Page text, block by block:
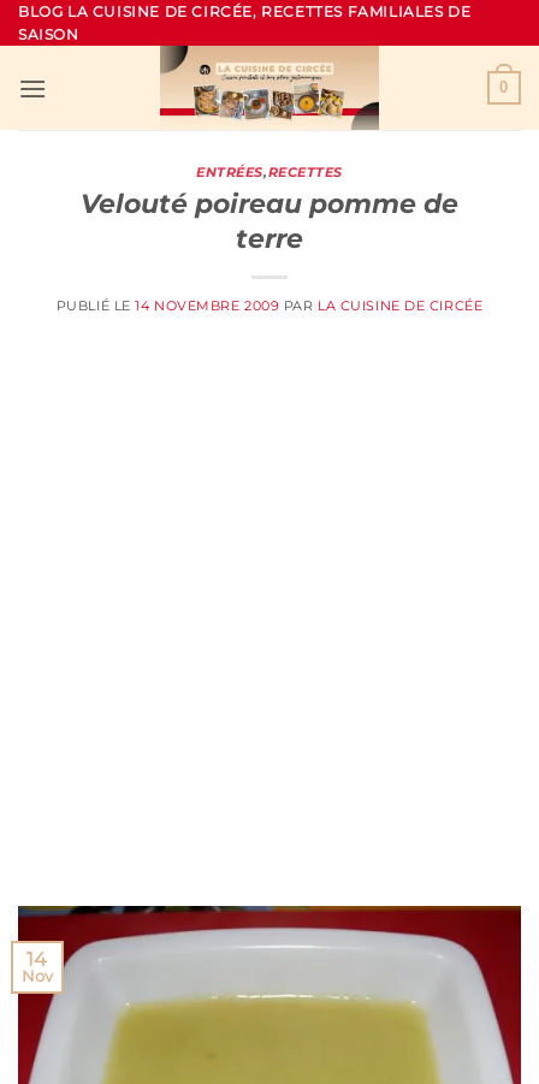
Passer
au
BLOG LA CUISINE DE CIRCÉE, RECETTES FAMILIALES DE
SAISON
0
ENTRÉES,RECETTES
Velouté poireau pomme de
terre
PUBLIÉ LE14 NOVEMBRE 2009 PAR LA CUISINE DE CIRCÉE
14
Nov